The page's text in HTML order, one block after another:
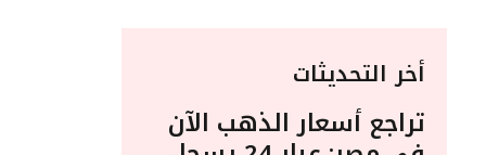
أخر التحديثات
تراجع أسعار الذهب الآن